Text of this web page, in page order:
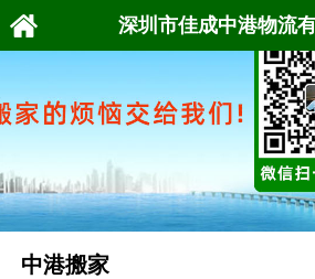
深圳市佳成中港物流
中港搬家